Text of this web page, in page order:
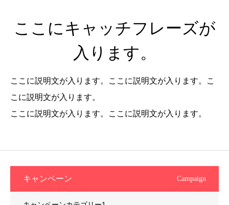
ここにキャッチフレーズが
入ります。
ここに説明文が入ります。ここに説明文が入ります。こ
こに説明文が入ります。
ここに説明文が入ります。ここに説明文が入ります。
キャンペーン Campaign